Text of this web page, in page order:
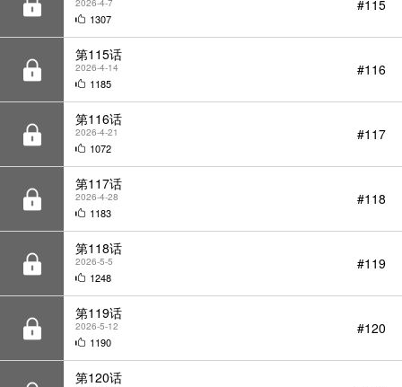
1185
第116话
2026-4-21
1072
第117话
2026-4-28
1183
第118话
2026-5-5
1248
第119话
2026-5-12
1190
第120话
2026-5-19
1135
第121话
2026-5-26